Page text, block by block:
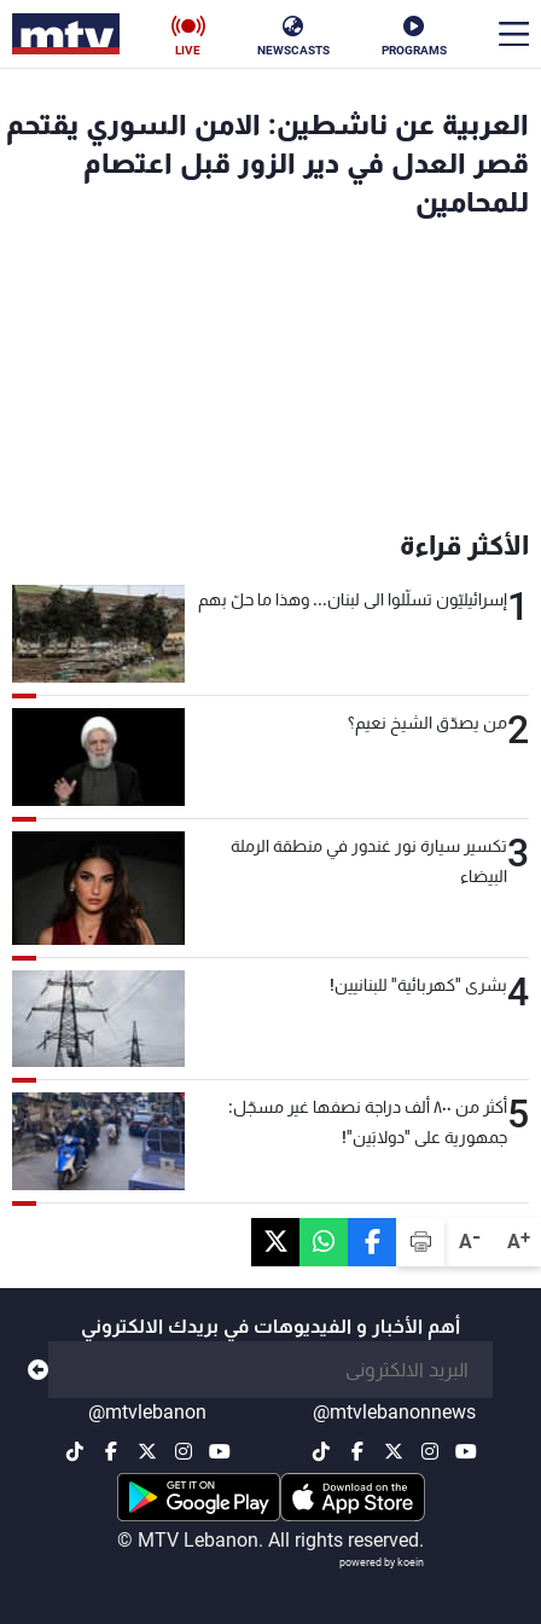
PROGRAMS
NEWSCASTS
LIVE
A+
A-
العربية عن ناشطين: الامن السوري يقتحم
قصر العدل في دير الزور قبل اعتصام
للمحامين
الأكثر قراءة
1إسرائيليّون تسلّلوا الى لبنان... وهذا ما حلّ بهم
2من يصدّق الشيخ نعيم؟
3تكسير سيارة نور غندور في منطقة الرملة
البيضاء
4بشرى "كهربائية" للبنانيين!
5
أكثر من ٨٠٠ ألف دراجة نصفها غير مسجّل:
جمهورية على "دولابَين"!
أهم الأخبار و الفيديوهات في بريدك الالكتروني
@mtvlebanonnews
@mtvlebanon
© MTV Lebanon. All rights reserved.
powered by koein
الأخبار
سياسة
جدول البرامج
شاهد البرامج
الترددات
لاعلاناتكم